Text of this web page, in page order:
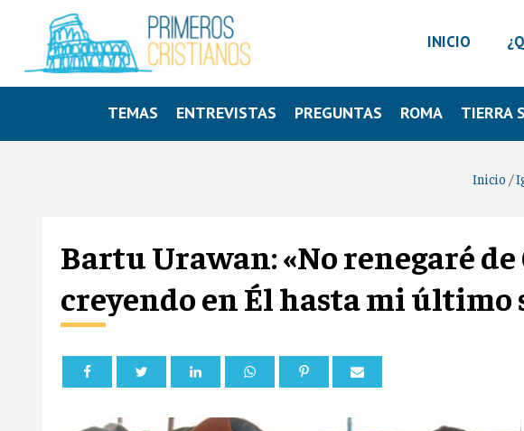
INICIO
TEMAS ENTREVISTAS PREGUNTAS ROMA TIERRA
Inicio /
Bartu Urawan: «No renegaré
creyendo en Él hasta mi último